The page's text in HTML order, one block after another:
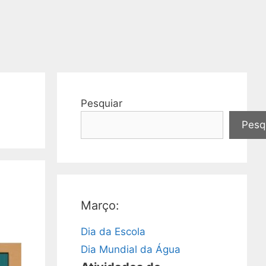
Pesquiar
Março:
Dia da Escola
Dia Mundial da Água